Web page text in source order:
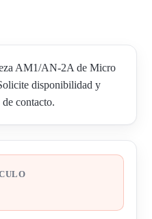
AM1/AN-2A de Micro
disponibilidad y
contacto.